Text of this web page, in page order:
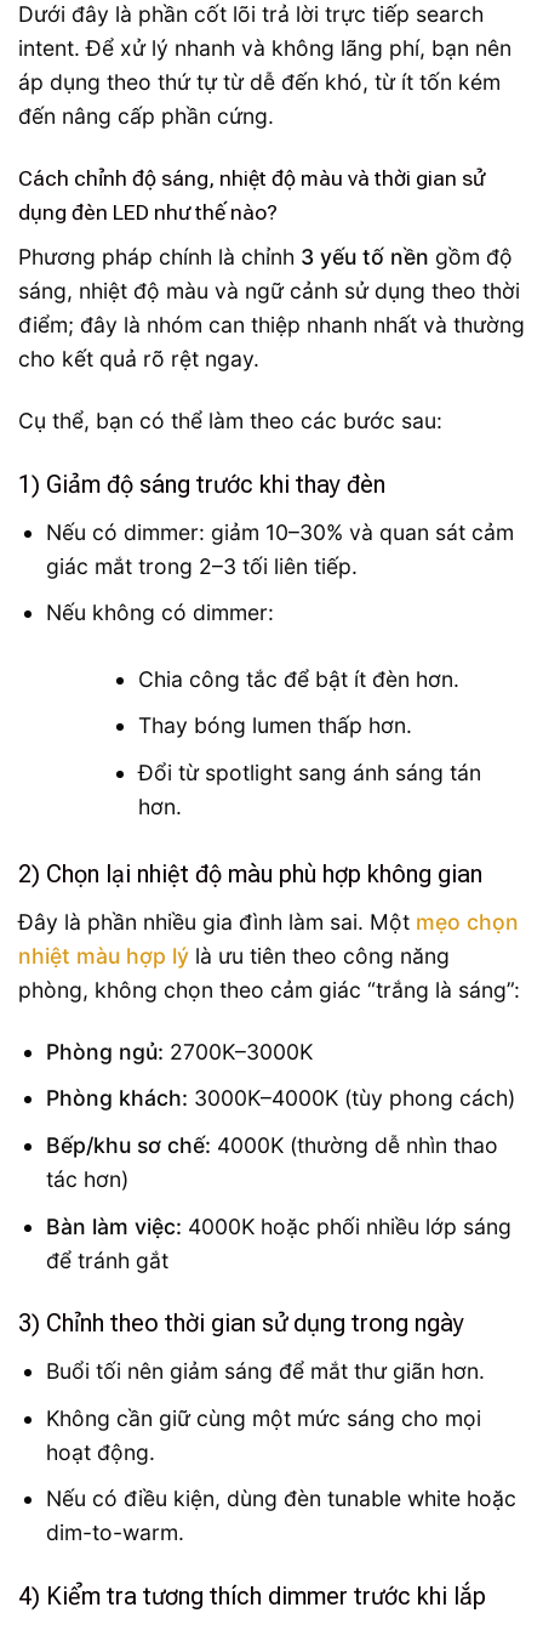
Dưới đây là phần cốt lõi trả lời trực tiếp search
intent. Để xử lý nhanh và không lãng phí, bạn nên
áp dụng theo thứ tự từ dễ đến khó, từ ít tốn kém
đến nâng cấp phần cứng.
Cách chỉnh độ sáng, nhiệt độ màu và thời gian sử
dụng đèn LED như thế nào?
Phương pháp chính là chỉnh 3 yếu tố nền gồm độ
sáng, nhiệt độ màu và ngữ cảnh sử dụng theo thời
điểm; đây là nhóm can thiệp nhanh nhất và thường
cho kết quả rõ rệt ngay.
Cụ thể, bạn có thể làm theo các bước sau:
1) Giảm độ sáng trước khi thay đèn
Nếu có dimmer: giảm 10–30% và quan sát cảm
giác mắt trong 2–3 tối liên tiếp.
Nếu không có dimmer:
Chia công tắc để bật ít đèn hơn.
Thay bóng lumen thấp hơn.
Đổi từ spotlight sang ánh sáng tán
hơn.
2) Chọn lại nhiệt độ màu phù hợp không gian
Đây là phần nhiều gia đình làm sai. Một mẹo chọn
nhiệt màu hợp lý là ưu tiên theo công năng
phòng, không chọn theo cảm giác “trắng là sáng”:
Phòng ngủ: 2700K–3000K
Phòng khách: 3000K–4000K (tùy phong cách)
Bếp/khu sơ chế: 4000K (thường dễ nhìn thao
tác hơn)
Bàn làm việc: 4000K hoặc phối nhiều lớp sáng
để tránh gắt
3) Chỉnh theo thời gian sử dụng trong ngày
Buổi tối nên giảm sáng để mắt thư giãn hơn.
Không cần giữ cùng một mức sáng cho mọi
hoạt động.
Nếu có điều kiện, dùng đèn tunable white hoặc
dim-to-warm.
4) Kiểm tra tương thích dimmer trước khi lắp